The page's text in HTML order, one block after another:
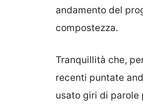
andamento del
compostezza.
Tranquillità che,
recenti puntate
usato giri di parole